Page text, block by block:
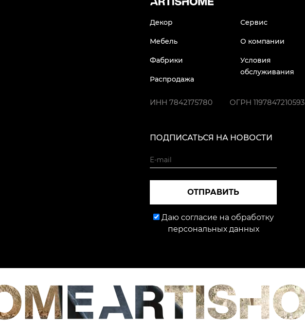
Декор
Мебель
Фабрики
Распродажа
Сервис
О компании
Условия
обслуживания
ИНН 7842175780 ОГРН 1197847210593
ПОДПИСАТЬСЯ НА НОВОСТИ
ОТПРАВИТЬ
Даю согласие на обработку
персональных данных